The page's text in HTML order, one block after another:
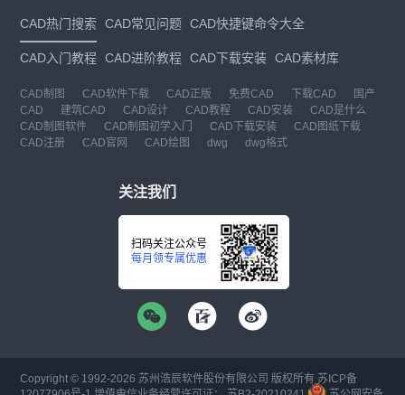
CAD热门搜索 CAD常见问题 CAD快捷键命令大全
CAD入门教程 CAD进阶教程 CAD下载安装 CAD素材库
CAD制图 CAD软件下载 CAD正版 免费CAD 下载CAD
国产
CAD
建筑CAD CAD设计 CAD教程 CAD安装
CAD是什么
CAD制图软件
CAD制图初学入门 CAD下载安装
CAD图纸下载
CAD注册
CAD官网 CAD绘图 dwg dwg格式
关注我们
扫码关注公众号
每月领专属优惠
Copyright © 1992-2026 苏州浩辰软件股份有限公司 版权所有 苏ICP备